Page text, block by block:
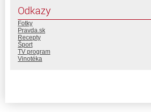
Odkazy
Fotky
Pravda.sk
Recepty
Šport
TV program
Vinotéka